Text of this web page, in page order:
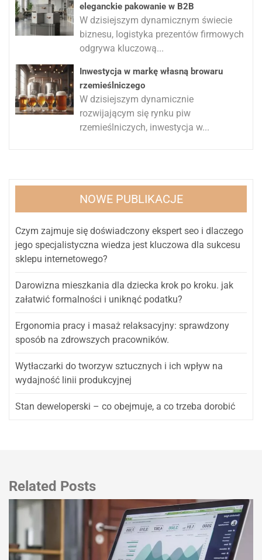
eleganckie pakowanie w B2B
W dzisiejszym dynamicznym świecie
biznesu, logistyka prezentów firmowych
odgrywa kluczową...
Inwestycja w markę własną browaru
rzemieślniczego
W dzisiejszym dynamicznie
rozwijającym się rynku piw
rzemieślniczych, inwestycja w...
NOWE PUBLIKACJE
Czym zajmuje się doświadczony ekspert seo i dlaczego
jego specjalistyczna wiedza jest kluczowa dla sukcesu
sklepu internetowego?
Darowizna mieszkania dla dziecka krok po kroku. jak
załatwić formalności i uniknąć podatku?
Ergonomia pracy i masaż relaksacyjny: sprawdzony
sposób na zdrowszych pracowników.
Wytłaczarki do tworzyw sztucznych i ich wpływ na
wydajność linii produkcyjnej
Stan deweloperski – co obejmuje, a co trzeba dorobić
Related Posts